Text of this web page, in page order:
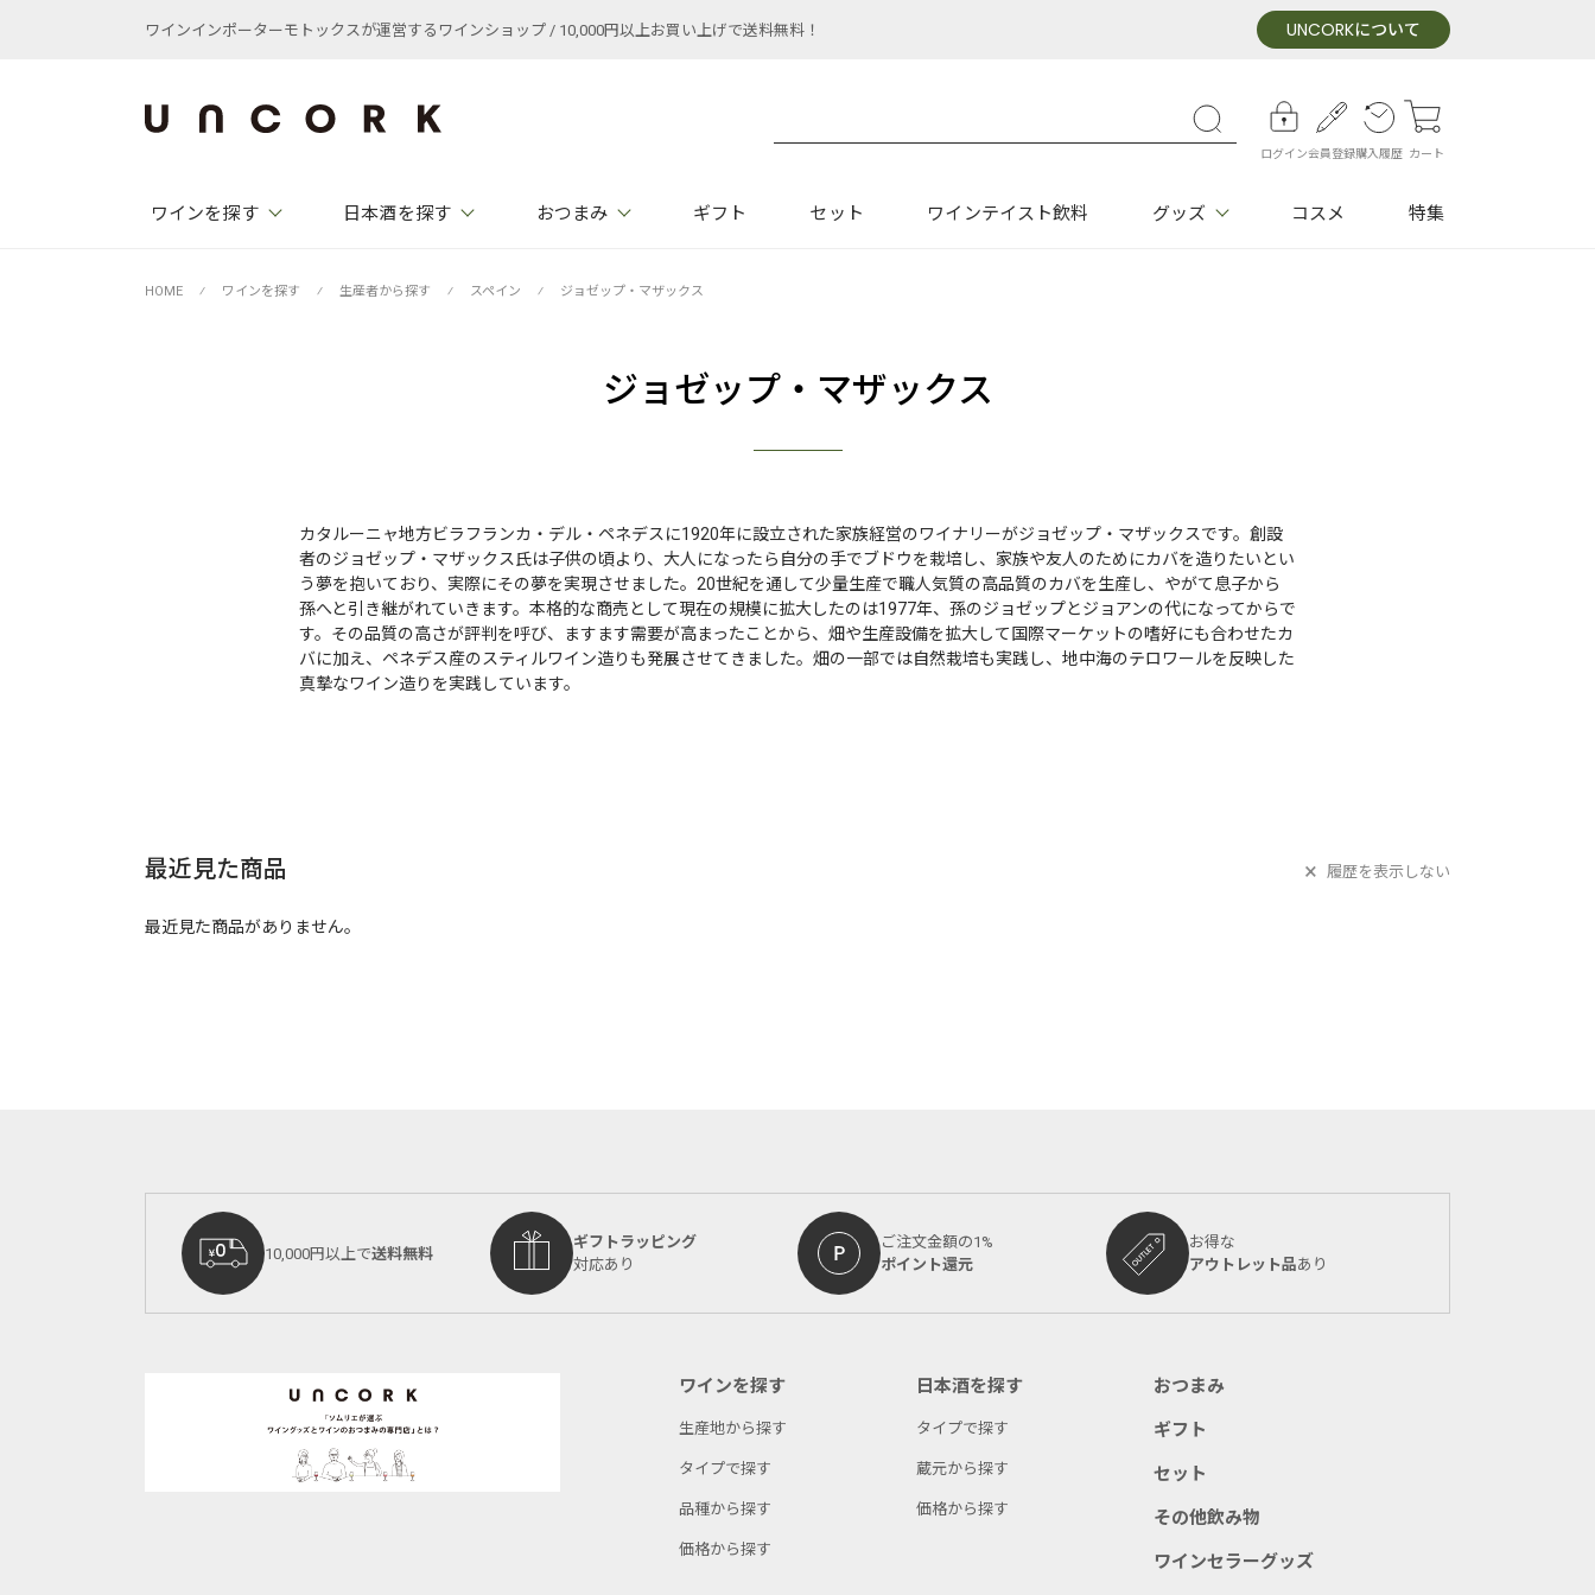
ワインインポーターモトックスが運営するワインショップ / 10,000円以上お買い上げで送料無料！ UNCORKについて
ログイン会員登録購入履歴 カート
ワインを探す 日本酒を探す おつまみ ギフト セット ワインテイスト飲料 グッズ コスメ 特集
HOME ⁄ ワインを探す ⁄ 生産者から探す ⁄ スペイン ⁄ ジョゼップ・マザックス
ジョゼップ・マザックス
カタルーニャ地方ビラフランカ・デル・ペネデスに1920年に設立された家族経営のワイナリーがジョゼップ・マザックスです。創設
者のジョゼップ・マザックス氏は子供の頃より、大人になったら自分の手でブドウを栽培し、家族や友人のためにカバを造りたいとい
う夢を抱いており、実際にその夢を実現させました。20世紀を通して少量生産で職人気質の高品質のカバを生産し、やがて息子から
孫へと引き継がれていきます。本格的な商売として現在の規模に拡大したのは1977年、孫のジョゼップとジョアンの代になってからで
す。その品質の高さが評判を呼び、ますます需要が高まったことから、畑や生産設備を拡大して国際マーケットの嗜好にも合わせたカ
バに加え、ペネデス産のスティルワイン造りも発展させてきました。畑の一部では自然栽培も実践し、地中海のテロワールを反映した
真摯なワイン造りを実践しています。
最近見た商品 履歴を表示しない
最近見た商品がありません。
10,000円以上で送料無料
ギフトラッピング
対応あり
ご注文金額の1%
ポイント還元
お得な
アウトレット品あり
ワインを探す
生産地から探す
タイプで探す
品種から探す
価格から探す
日本酒を探す
タイプで探す
蔵元から探す
価格から探す
おつまみ
ギフト
セット
その他飲み物
ワインセラーグッズ